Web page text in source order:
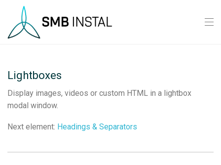
Lightboxes
Display images, videos or custom HTML in a lightbox
modal window.
Next element: Headings & Separators